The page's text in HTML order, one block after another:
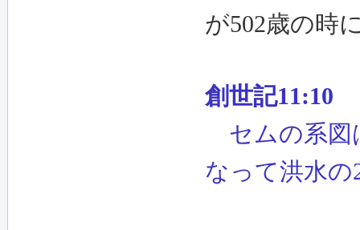
が502歳の時
創世記11:10
セムの系
なって洪水